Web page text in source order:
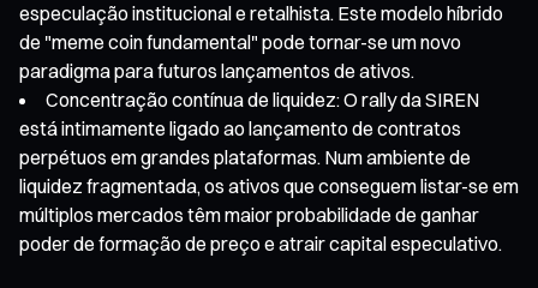
especulação institucional e retalhista. Este modelo híbrido
de "meme coin fundamental" pode tornar-se um novo
paradigma para futuros lançamentos de ativos.
Concentração contínua de liquidez: O rally da SIREN
está intimamente ligado ao lançamento de contratos
perpétuos em grandes plataformas. Num ambiente de
liquidez fragmentada, os ativos que conseguem listar-se em
múltiplos mercados têm maior probabilidade de ganhar
poder de formação de preço e atrair capital especulativo.